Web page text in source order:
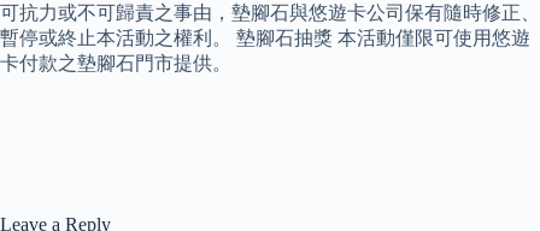
可抗力或不可歸責之事由，墊腳石與悠遊卡公司保有隨時修正、
暫停或終止本活動之權利。 墊腳石抽獎 本活動僅限可使用悠遊
卡付款之墊腳石門市提供。
Leave a Reply